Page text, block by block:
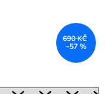
690 KČ
–57 %